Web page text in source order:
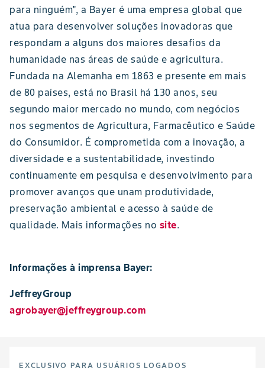
para ninguém", a Bayer é uma empresa global que
atua para desenvolver soluções inovadoras que
respondam a alguns dos maiores desafios da
humanidade nas áreas de saúde e agricultura.
Fundada na Alemanha em 1863 e presente em mais
de 80 países, está no Brasil há 130 anos, seu
segundo maior mercado no mundo, com negócios
nos segmentos de Agricultura, Farmacêutico e Saúde
do Consumidor. É comprometida com a inovação, a
diversidade e a sustentabilidade, investindo
continuamente em pesquisa e desenvolvimento para
promover avanços que unam produtividade,
preservação ambiental e acesso à saúde de
qualidade. Mais informações no site.
Informações à imprensa Bayer:
JeffreyGroup
agrobayer@jeffreygroup.com
EXCLUSIVO PARA USUÁRIOS LOGADOS